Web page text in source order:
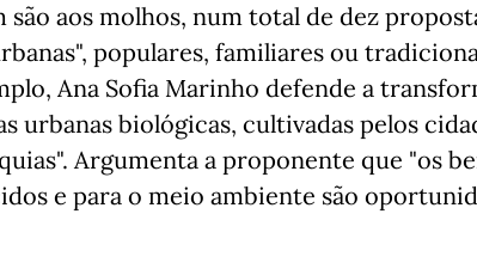
são aos molhos, num total de dez
populares, familiares ou
Ana Sofia Marinho defende a
urbanas biológicas, cultivadas pelos
Argumenta a proponente que "os
e para o meio ambiente são